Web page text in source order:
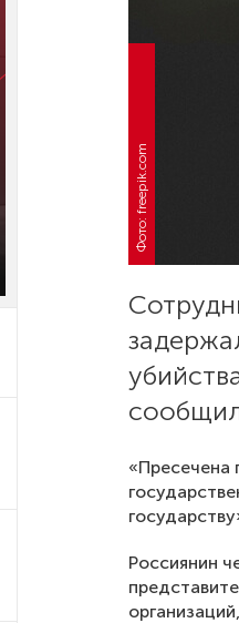
Фото: freepik.com
«Пресечена
Россиянин